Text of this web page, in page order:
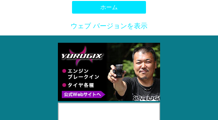
ホーム
ウェブ バージョンを表示